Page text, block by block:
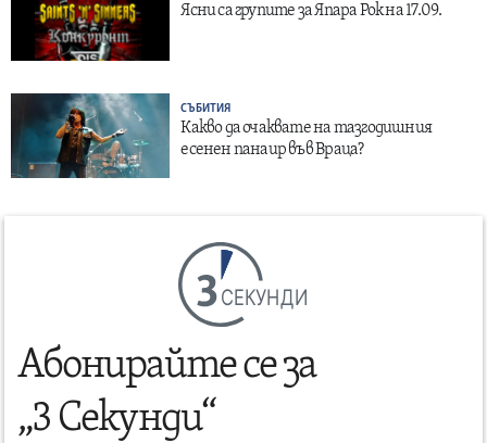
Ясни са групите за Япара Рок на 17.09.
СЪБИТИЯ
Какво да очаквате на тазгодишния
есенен панаир във Враца?
СЕКУНДИ
Абонирайте се за
„3 Секунди“